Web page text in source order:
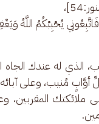
يُحْبِبْكُمُ اللَّهُ
الذي له عندك
مُنيب، وعلى
ملائكتك